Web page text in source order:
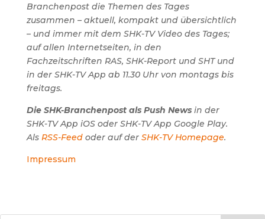
Branchenpost die Themen des Tages
zusammen – aktuell, kompakt und übersichtlich
– und immer mit dem SHK-TV Video des Tages;
auf allen Internetseiten, in den
Fachzeitschriften RAS, SHK-Report und SHT und
in der SHK-TV App ab 11.30 Uhr von montags bis
freitags.
Die SHK-Branchenpost als Push Newsin der
SHK-TV App iOS oder SHK-TV App Google Play.
Als RSS-Feedoder auf der SHK-TV Homepage.
Impressum